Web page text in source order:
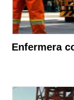
Enfermera